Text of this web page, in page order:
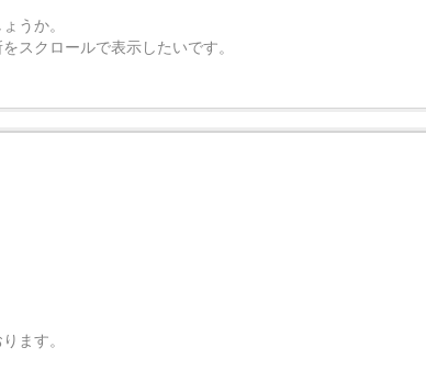
うか。
スクロールで表示したいです。
ます。